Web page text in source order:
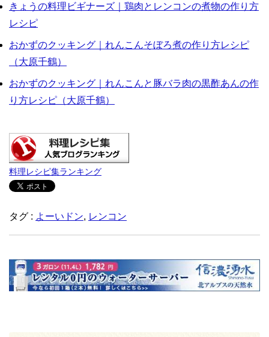
きょうの料理ビギナーズ｜鶏肉とレンコンの煮物の作り方
レシピ
おかずのクッキング｜れんこんそぼろ煮の作り方レシピ
（大原千鶴）
おかずのクッキング｜れんこんと豚バラ肉の黒酢あんの作
り方レシピ（大原千鶴）
料理レシピ集ランキング
タグ : よーいドン, レンコン